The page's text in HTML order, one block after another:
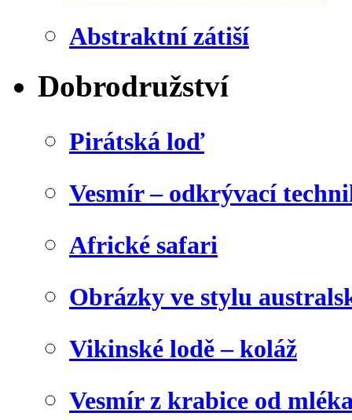
Abstraktní zátiší
Dobrodružství
Pirátská loď
Vesmír – odkrývací
Africké safari
Obrázky ve stylu
Vikinské lodě – koláž
Vesmír z krabice od